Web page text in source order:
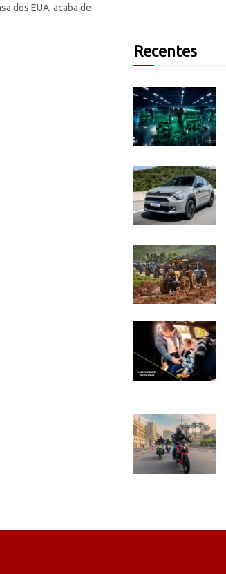
dos EUA, acaba de
Recentes